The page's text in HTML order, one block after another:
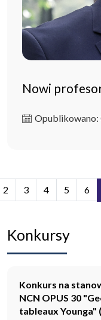
Nowi
Opublikowano:
2 3 4 5 6
Konkursy
Konkurs na
NCN OPUS 30
tableaux Younga"